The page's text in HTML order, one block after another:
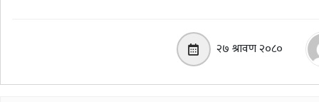
२७ श्रावण २०८०